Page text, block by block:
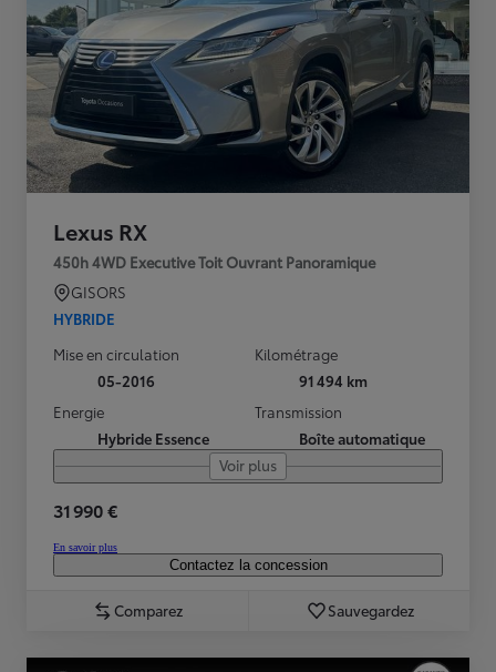
Lexus RX
450h 4WD Executive Toit Ouvrant Panoramique
GISORS
HYBRIDE
Mise en circulation
05-2016
Kilométrage
91 494 km
Energie
Hybride Essence
Transmission
Boîte automatique
Voir plus
31 990 €
En savoir plus
Contactez la concession
Comparez Sauvegardez